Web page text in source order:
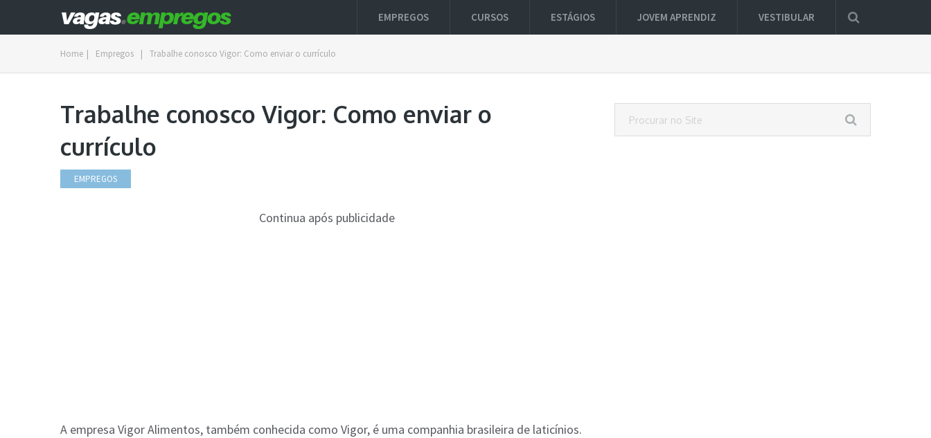
EMPREGOS CURSOS ESTÁGIOS JOVEM APRENDIZ VESTIBULAR
Home | Empregos | Trabalhe conosco Vigor: Como enviar o currículo
Trabalhe conosco Vigor: Como enviar o
currículo
EMPREGOS
Continua após publicidade
A empresa Vigor Alimentos, também conhecida como Vigor, é uma companhia brasileira de laticínios.